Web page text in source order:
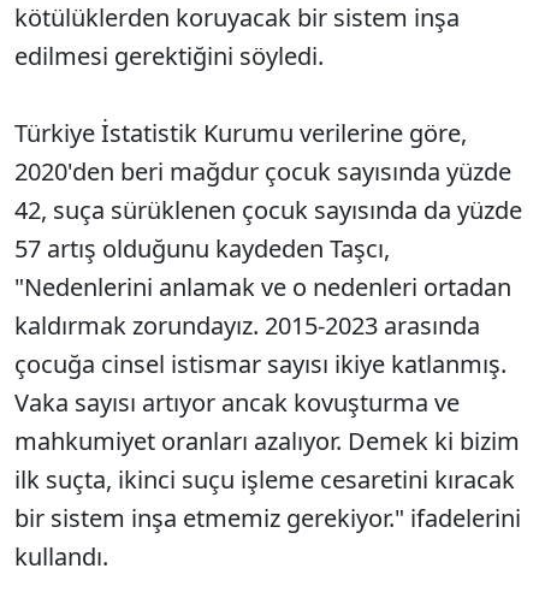
kötülüklerden koruyacak bir sistem inşa
edilmesi gerektiğini söyledi.
Türkiye İstatistik Kurumu verilerine göre,
2020'den beri mağdur çocuk sayısında yüzde
42, suça sürüklenen çocuk sayısında da yüzde
57 artış olduğunu kaydeden Taşcı,
"Nedenlerini anlamak ve o nedenleri ortadan
kaldırmak zorundayız. 2015-2023 arasında
çocuğa cinsel istismar sayısı ikiye katlanmış.
Vaka sayısı artıyor ancak kovuşturma ve
mahkumiyet oranları azalıyor. Demek ki bizim
ilk suçta, ikinci suçu işleme cesaretini kıracak
bir sistem inşa etmemiz gerekiyor." ifadelerini
kullandı.